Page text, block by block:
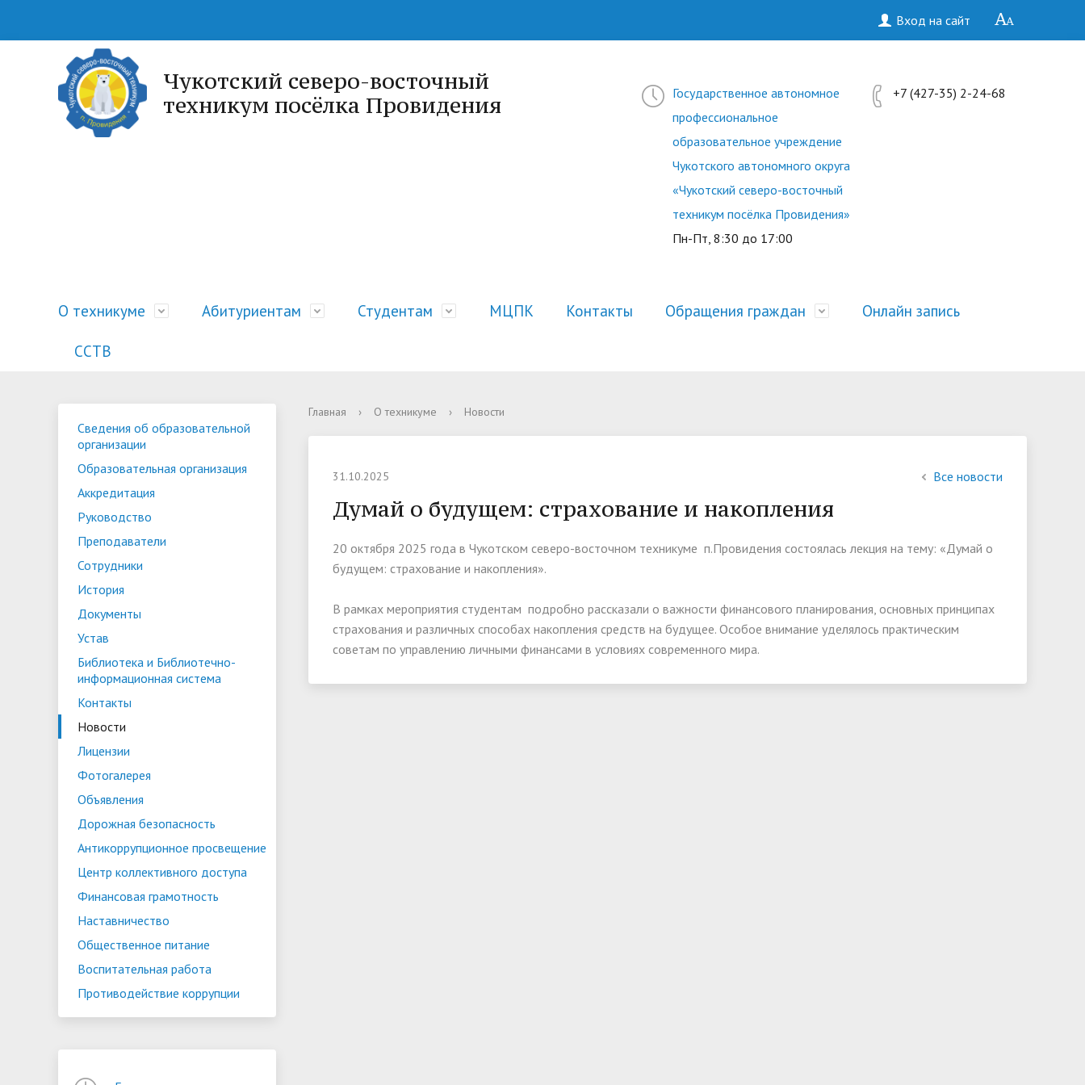
Вход на сайт
Чукотский северо-восточный
техникум посёлка Провидения
Государственное автономное
профессиональное
образовательное учреждение
Чукотского автономного округа
«Чукотский северо-восточный
техникум посёлка Провидения»
Пн-Пт, 8:30 до 17:00
+7 (427-35) 2-24-68
О техникуме
организации
Образовательная организация
Документы
Устав
Новости
Лицензии
Фотогалерея
Антикоррупционное просвещение
Центр коллективного доступа Финансовая грамотность
Общественное питание
Воспитательная работа Противодействие коррупции
Абитуриентам
Правила и условия приема
Студентам
Оплата обучения
Расписание занятий
МЦПК Контакты Обращения граждан
Личный прием граждан
Проверить статус обращения
Ответы на обращения,
затрагивающие интересы
неопределенного круга лиц
Правовое регулирование
Онлайн запись
ССТВ
Сведения об образовательной
организации
Образовательная организация
Аккредитация
Руководство
Преподаватели
Сотрудники
История
Документы
Устав
Библиотека и Библиотечно-
информационная система
Контакты
Новости
Лицензии
Фотогалерея
Объявления
Дорожная безопасность
Антикоррупционное просвещение
Центр коллективного доступа
Финансовая грамотность
Наставничество
Общественное питание
Воспитательная работа
Противодействие коррупции
Главная › О техникуме › Новости
31.10.2025 Все новости
Думай о будущем: страхование и накопления
20 октября 2025 года в Чукотском северо-восточном техникуме п.Провидения состоялась лекция на тему: «Думай о
будущем: страхование и накопления».
В рамках мероприятия студентам подробно рассказали о важности финансового планирования, основных принципах
страхования и различных способах накопления средств на будущее. Особое внимание уделялось практическим
советам по управлению личными финансами в условиях современного мира.